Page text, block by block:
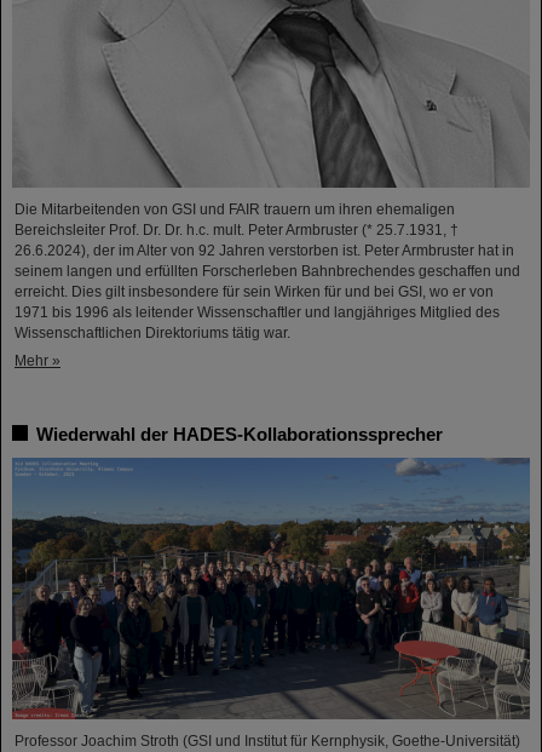
Die Mitarbeitenden von GSI und FAIR trauern um ihren ehemaligen
Bereichsleiter Prof. Dr. Dr. h.c. mult. Peter Armbruster (* 25.7.1931, †
26.6.2024), der im Alter von 92 Jahren verstorben ist. Peter Armbruster hat in
seinem langen und erfüllten Forscherleben Bahnbrechendes geschaffen und
erreicht. Dies gilt insbesondere für sein Wirken für und bei GSI, wo er von
1971 bis 1996 als leitender Wissenschaftler und langjähriges Mitglied des
Wissenschaftlichen Direktoriums tätig war.
Mehr »
Wiederwahl der HADES-Kollaborationssprecher
Professor Joachim Stroth (GSI und Institut für Kernphysik, Goethe-Universität)